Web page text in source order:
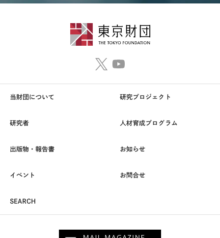
当財団について 研究プロジェクト
研究者 人材育成プログラム
出版物・報告書 お知らせ
イベント お問合せ
SEARCH